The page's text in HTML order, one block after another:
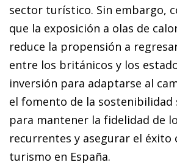
sector turístico. Sin embargo,
que la exposición a olas de
reduce la propensión a
entre los británicos y los
inversión para adaptarse al
el fomento de la sostenibilidad
para mantener la fidelidad de
recurrentes y asegurar el éxito
turismo en España.